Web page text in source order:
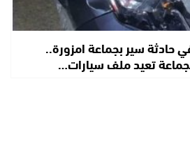
سير بجماعة امزورة..
تعيد ملف سيارات…